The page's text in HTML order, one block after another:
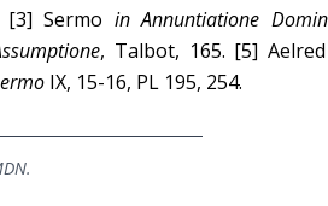
Sermo in Annuntiatione
, Talbot, 165. [5]
IX, 15-16, PL 195, 254.